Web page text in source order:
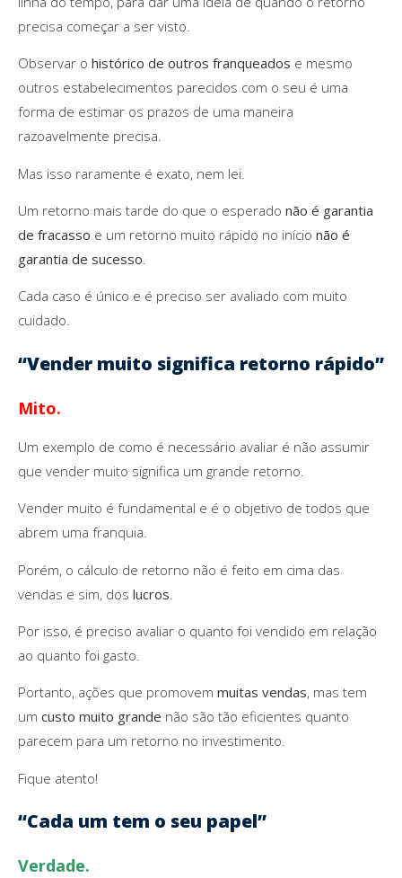
precisa começar a ser visto.
Observar o histórico de outros franqueados e mesmo
outros estabelecimentos parecidos com o seu é uma
forma de estimar os prazos de uma maneira
razoavelmente precisa.
Mas isso raramente é exato, nem lei.
Um retorno mais tarde do que o esperado não é garantia
de fracasso e um retorno muito rápido no início não é
garantia de sucesso.
Cada caso é único e é preciso ser avaliado com muito
cuidado.
“Vender muito significa retorno rápido”
Mito.
Um exemplo de como é necessário avaliar é não assumir
que vender muito significa um grande retorno.
Vender muito é fundamental e é o objetivo de todos que
abrem uma franquia.
Porém, o cálculo de retorno não é feito em cima das
vendas e sim, dos lucros
Por isso, é preciso avaliar o quanto foi vendido em relação
ao quanto foi gasto.
Portanto, ações que promovem muitas vendas, mas tem
um custo muito grande não são tão eficientes quanto
parecem para um retorno no investimento.
Fique atento!
“Cada um tem o seu papel”
Verdade.